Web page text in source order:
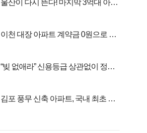
울산이 다시 뜬다! 마지막 3억대 아파
이천 대장 아파트 계약금 0원으로 내
“빚 없애라” 신용등급 상관없이 정부
김포 풍무 신축 아파트, 국내 최초 반